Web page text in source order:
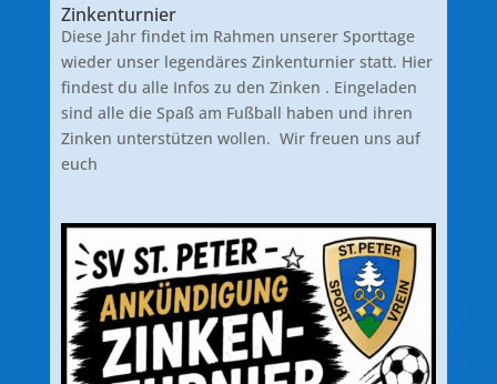
Zinkenturnier
Diese Jahr findet im Rahmen unserer Sporttage
wieder unser legendäres Zinkenturnier statt. Hier
findest du alle Infos zu den Zinken . Eingeladen
sind alle die Spaß am Fußball haben und ihren
Zinken unterstützen wollen. Wir freuen uns auf
euch